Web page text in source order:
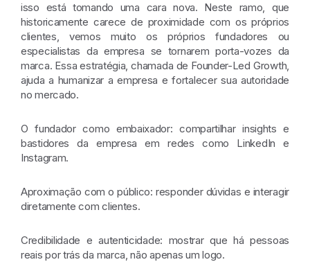
isso está tomando uma cara nova. Neste ramo, que
historicamente carece de proximidade com os próprios
clientes, vemos muito os próprios fundadores ou
especialistas da empresa se tornarem porta-vozes da
marca. Essa estratégia, chamada de Founder-Led Growth,
ajuda a humanizar a empresa e fortalecer sua autoridade
no mercado.
O fundador como embaixador: compartilhar insights e
bastidores da empresa em redes como LinkedIn e
Instagram.
Aproximação com o público: responder dúvidas e interagir
diretamente com clientes.
Credibilidade e autenticidade: mostrar que há pessoas
reais por trás da marca, não apenas um logo.